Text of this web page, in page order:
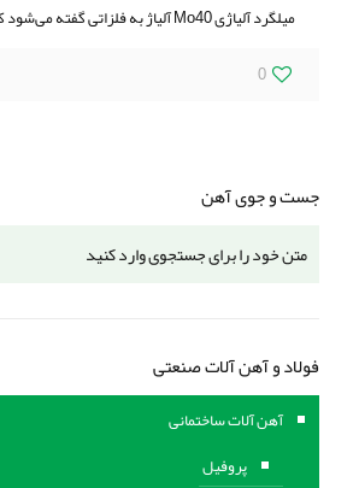
میلگرد آلیاژی Mo40 آلیاژ به فلزاتی گفته می‌شود که از ترکیب دو
0
جست و جوی آهن
فولاد و آهن آلات صنعتی
آهن آلات ساختمانی
پروفیل